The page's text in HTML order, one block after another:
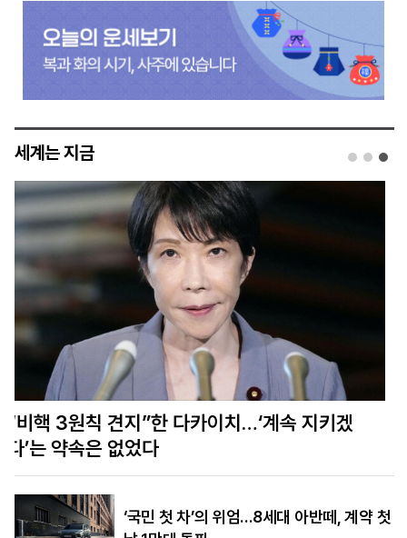
세계는 지금
미얀마 대통령, 정통성 찾아 태국 방문… 태국은
‘재관여’ 모색
‘국민 첫 차’의 위엄…8세대 아반떼, 계약 첫